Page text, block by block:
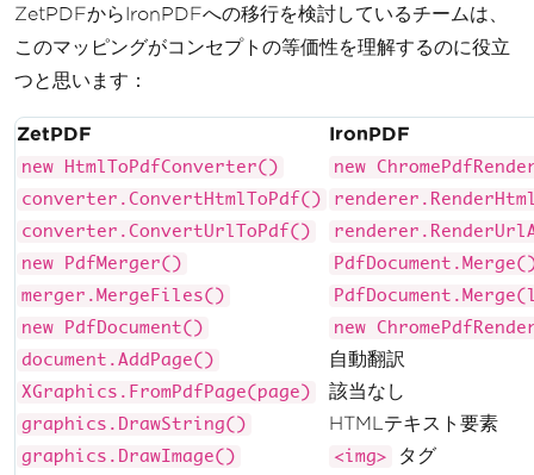
ZetPDFからIronPDFへの移行を検討しているチームは、
このマッピングがコンセプトの等価性を理解するのに役立
つと思います：
ZetPDF IronPDF
new HtmlToPdfConverter()
new
converter.ConvertHtmlToPdf()
converter.ConvertUrlToPdf()
new PdfMerger()
merger.MergeFiles()
new PdfDocument()
new
document.AddPage()
自動翻訳
XGraphics.FromPdfPage(page) 該当なし
graphics.DrawString() HTMLテキスト要素
graphics.DrawImage() <img> タグ